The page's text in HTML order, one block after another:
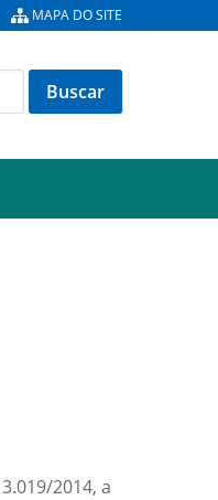
MAPA DO SITE
2014, a